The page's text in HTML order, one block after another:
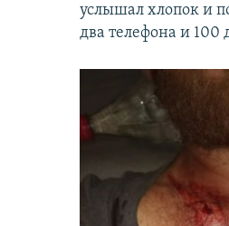
услышал хлопок и
два телефона и 100